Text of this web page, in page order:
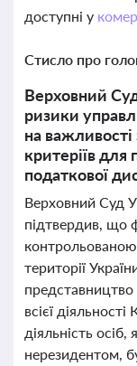
доступні у
Стисло про
Верховний
ризики
на важливості
критеріїв для
податкової
Верховний Суд
підтвердив, що
території
всієї
діяльність
нерезидентом,